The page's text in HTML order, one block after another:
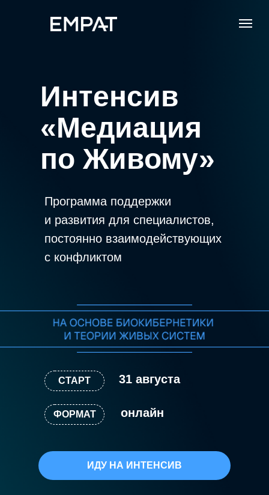
Интенсив
«Медиация
по Живому»
Программа поддержки
и развития для специалистов,
постоянно взаимодействующих
с конфликтом
СТАРТ
ФОРМАТ онлайн
31 августа
ИДУ НА ИНТЕНСИВ